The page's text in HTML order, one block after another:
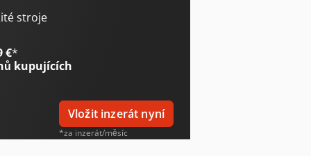
stroje
€*
kupujících
Vložit inzerát nyní
*za inzerát/měsíc